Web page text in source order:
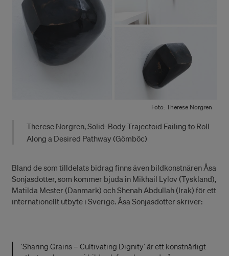
Foto: Therese Norgren
Therese Norgren, Solid-Body Trajectoid Failing to Roll
Along a Desired Pathway (Gömböc)
Bland de som tilldelats bidrag finns även bildkonstnären Åsa
Sonjasdotter, som kommer bjuda in Mikhail Lylov (Tyskland),
Matilda Mester (Danmark) och Shenah Abdullah (Irak) för ett
internationellt utbyte i Sverige. Åsa Sonjasdotter skriver:
‘Sharing Grains – Cultivating Dignity’ är ett konstnärligt